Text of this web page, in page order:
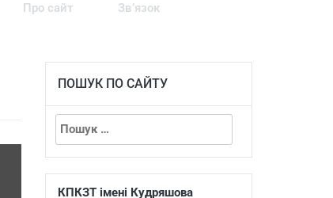
Про сайт Зв’язок
ПОШУК ПО САЙТУ
КПКЗТ імені Кудряшова